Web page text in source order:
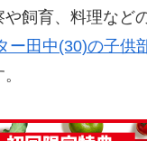
や飼育、料理など
ー田中(30)の子供